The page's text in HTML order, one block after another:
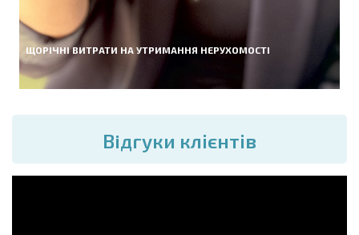
ЩОРІЧНІ ВИТРАТИ НА УТРИМАННЯ НЕРУХОМОСТІ
Вiдгуки клієнтів